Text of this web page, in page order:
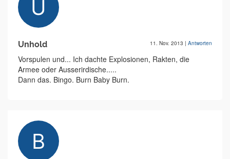
Unhold 11. Nov. 2013 | Antworten
Vorspulen und... Ich dachte Explosionen, Rakten, die
Armee oder Ausserirdische.....
Dann das. Bingo. Burn Baby Burn.